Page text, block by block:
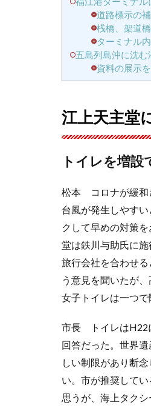
道路標示の
桟橋、架道
ターミナル
五島列島沖に沈む
資料の展示
江上天主堂
トイレを増設
松本 コロナが緩和
台風が発生しやす
クして早めの対策
堂は鉄川与助氏に
旅行会社を合わせ
う意見を聞いたが
女子トイレは一つで
市長 トイレはH22
回答だった。世界
しい制限があり断
い。市が推奨して
思うが、海上タク